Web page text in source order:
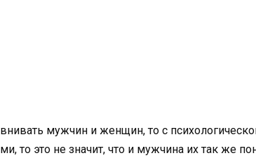
мужчин и женщин, то с
то это не значит, что и мужчина их так же